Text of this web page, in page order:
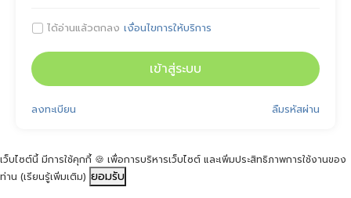
 ได้อ่านแล้วตกลง เงื่อนไขการให้บริการ
เข้าสู่ระบบ
ลืมรหัสผ่าน
ลงทะเบียน
เว็บไซต์นี้ มีการใช้คุกกี้ 🍪 เพื่อการบริหารเว็บไซต์ และเพิ่มประสิทธิภาพการใช้งานของ
ท่าน (เรียนรู้เพิ่มเติม) ยอมรับ